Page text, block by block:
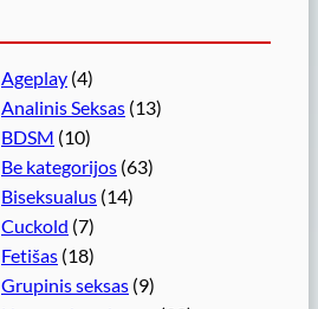
Ageplay (4)
Analinis Seksas (13)
BDSM (10)
Be kategorijos (63)
Biseksualus (14)
Cuckold (7)
Fetišas (18)
Grupinis seksas (9)